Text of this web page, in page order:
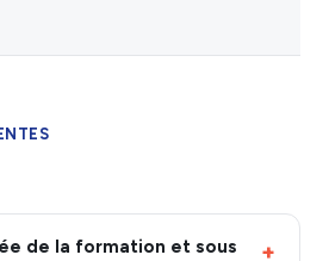
de la formation et sous